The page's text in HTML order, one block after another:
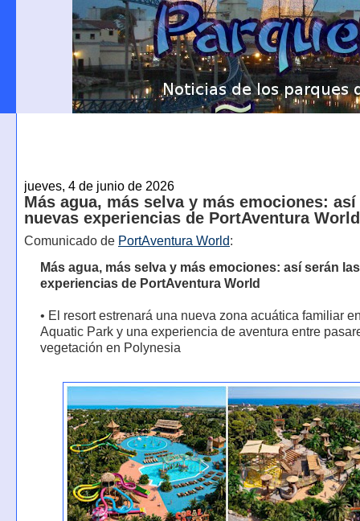
jueves, 4 de junio de 2026
Más agua, más selva y más emociones:
nuevas experiencias de PortAventura World
Comunicado de PortAventura World:
Más agua, más selva y más emociones: así serán
experiencias de PortAventura World
• El resort estrenará una nueva zona acuática familiar
Aquatic Park y una experiencia de aventura entre
vegetación en Polynesia